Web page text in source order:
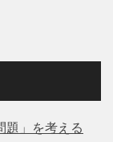
題」を考える